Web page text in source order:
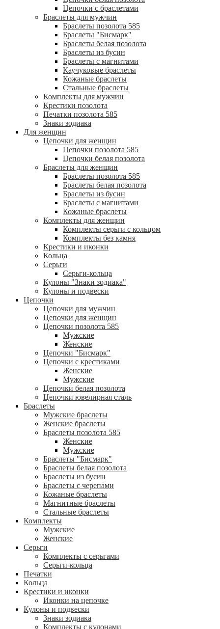
Цепочки с браслетами
Браслеты для мужчин
Браслеты позолота 585
Браслеты "Бисмарк"
Браслеты белая позолота
Браслеты из бусин
Браслеты с магнитами
Каучуковые браслеты
Кожаные браслеты
Стальные браслеты
Комплекты для мужчин
Крестики позолота
Печатки позолота 585
Знаки зодиака
Для женщин
Цепочки для женщин
Цепочки позолота 585
Цепочки белая позолота
Браслеты для женщин
Браслеты позолота 585
Браслеты белая позолота
Браслеты из бусин
Браслеты с магнитами
Кожаные браслеты
Комплекты для женщин
Комплекты серьги с кольцом
Комплекты без камня
Крестики и иконки
Кольца
Серьги
Серьги-кольца
Кулоны "Знаки зодиака"
Кулоны и подвески
Цепочки
Цепочки для мужчин
Цепочки для женщин
Цепочки позолота 585
Мужские
Женские
Цепочки "Бисмарк"
Цепочки с крестиками
Женские
Мужские
Цепочки белая позолота
Цепочки ювелирная сталь
Браслеты
Мужские браслеты
Женские браслеты
Браслеты позолота 585
Женские
Мужские
Браслеты "Бисмарк"
Браслеты белая позолота
Браслеты из бусин
Браслеты с черепами
Кожаные браслеты
Магнитные браслеты
Стальные браслеты
Комплекты
Мужские
Женские
Серьги
Комплекты с серьгами
Серьги-кольца
Печатки
Кольца
Крестики и иконки
Иконки на цепочке
Кулоны и подвески
Знаки зодиака
Комплекты с кулонами